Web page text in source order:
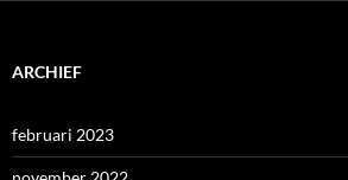
ARCHIEF
februari 2023